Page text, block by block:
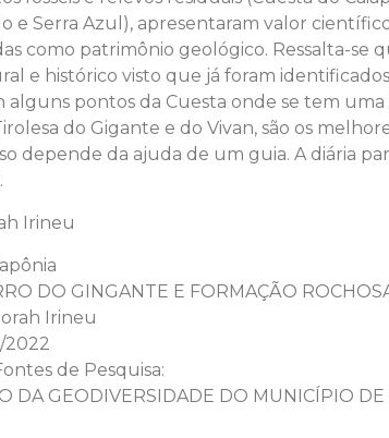
e Serra Azul), apresentaram valor
como patrimônio geológico. Ressalta-se
e histórico visto que já foram
pontos da Cuesta onde se tem uma
do Gigante e do Vivan, são os
depende da ajuda de um guia. A diária
Irineu
DO GINGANTE E FORMAÇÃO
Irineu
2022
de Pesquisa:
DA GEODIVERSIDADE DO MUNICÍPIO